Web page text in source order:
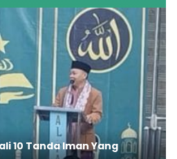
10 Tanda Iman Yang